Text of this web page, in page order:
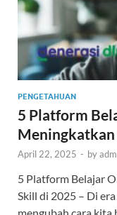
PENGETAHUAN
5 Platform
April 22, 2025 - by
5 Platform Belajar
Skill di 2025 – Di
mengubah cara kita